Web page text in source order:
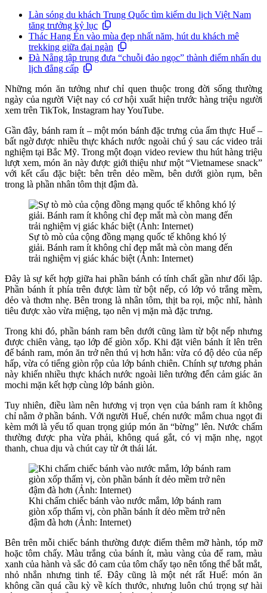
Làn sóng du khách Trung Quốc tìm kiếm du lịch Việt Nam
tăng trưởng kỷ lục
Thác Hang Én vào mùa đẹp nhất năm, hút du khách mê
trekking giữa đại ngàn
Đà Nẵng tập trung đưa “chuỗi đảo ngọc” thành điểm nhấn du
lịch đẳng cấp
Những món ăn tưởng như chỉ quen thuộc trong đời sống thường
ngày của người Việt nay có cơ hội xuất hiện trước hàng triệu người
xem trên TikTok, Instagram hay YouTube.
Gần đây, bánh ram ít – một món bánh đặc trưng của ẩm thực Huế –
bất ngờ được nhiều thực khách nước ngoài chú ý sau các video trải
nghiệm tại Bắc Mỹ. Trong một đoạn video review thu hút hàng triệu
lượt xem, món ăn này được giới thiệu như một “Vietnamese snack”
với kết cấu đặc biệt: bên trên dẻo mềm, bên dưới giòn rụm, bên
trong là phần nhân tôm thịt đậm đà.
Sự tò mò của cộng đồng mạng quốc tế không khó lý
giải. Bánh ram ít không chỉ đẹp mắt mà còn mang đến
trải nghiệm vị giác khác biệt (Ảnh: Internet)
Đây là sự kết hợp giữa hai phần bánh có tính chất gần như đối lập.
Phần bánh ít phía trên được làm từ bột nếp, có lớp vỏ trắng mềm,
dẻo và thơm nhẹ. Bên trong là nhân tôm, thịt ba rọi, mộc nhĩ, hành
tiêu được xào vừa miệng, tạo nên vị mặn mà đặc trưng.
Trong khi đó, phần bánh ram bên dưới cũng làm từ bột nếp nhưng
được chiên vàng, tạo lớp đế giòn xốp. Khi đặt viên bánh ít lên trên
đế bánh ram, món ăn trở nên thú vị hơn hẳn: vừa có độ dẻo của nếp
hấp, vừa có tiếng giòn rộp của lớp bánh chiên. Chính sự tương phản
này khiến nhiều thực khách nước ngoài liên tưởng đến cảm giác ăn
mochi mặn kết hợp cùng lớp bánh giòn.
Tuy nhiên, điều làm nên hương vị trọn vẹn của bánh ram ít không
chỉ nằm ở phần bánh. Với người Huế, chén nước mắm chua ngọt đi
kèm mới là yếu tố quan trọng giúp món ăn “bừng” lên. Nước chấm
thường được pha vừa phải, không quá gắt, có vị mặn nhẹ, ngọt
thanh, chua dịu và chút cay từ ớt thái lát.
Khi chấm chiếc bánh vào nước mắm, lớp bánh ram
giòn xốp thấm vị, còn phần bánh ít dẻo mềm trở nên
đậm đà hơn (Ảnh: Internet)
Bên trên mỗi chiếc bánh thường được điểm thêm mỡ hành, tóp mỡ
hoặc tôm chấy. Màu trắng của bánh ít, màu vàng của đế ram, màu
xanh của hành và sắc đỏ cam của tôm chấy tạo nên tổng thể bắt mắt,
nhỏ nhắn nhưng tinh tế. Đây cũng là một nét rất Huế: món ăn
không cần quá cầu kỳ về kích thước, nhưng luôn chú trọng sự hài